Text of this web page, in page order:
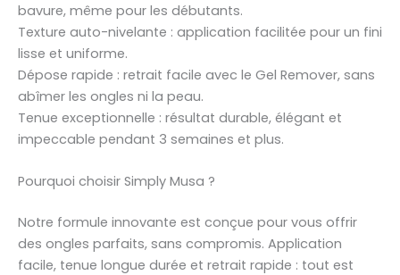
bavure, même pour les débutants.
Texture auto-nivelante : application facilitée pour un fini
lisse et uniforme.
Dépose rapide : retrait facile avec le Gel Remover, sans
abîmer les ongles ni la peau.
Tenue exceptionnelle : résultat durable, élégant et
impeccable pendant 3 semaines et plus.
Pourquoi choisir Simply Musa ?
Notre formule innovante est conçue pour vous offrir
des ongles parfaits, sans compromis. Application
facile, tenue longue durée et retrait rapide : tout est